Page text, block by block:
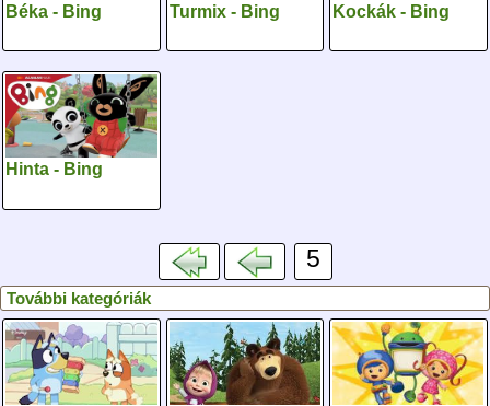
Béka - Bing Turmix - Bing Kockák - Bing
Hinta - Bing
5
További kategóriák